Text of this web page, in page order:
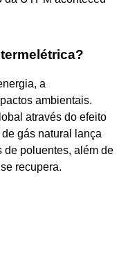
a
ambientais.
através do efeito
gás natural lança
de poluentes, além de
recupera.